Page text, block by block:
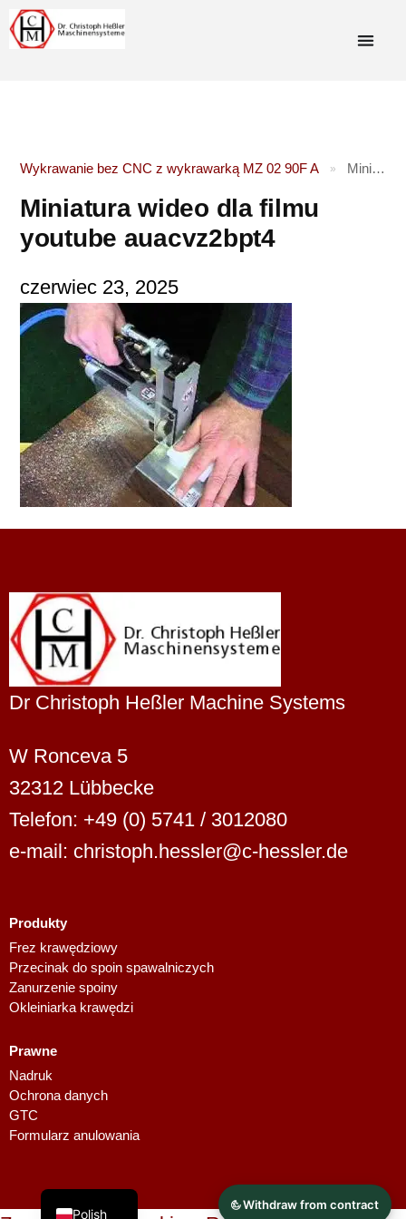
Wykrawanie bez CNC z wykrawarką MZ 02 90F A » Miniatura wideo dla filmu youtube auacvz2bpt4
Miniatura wideo dla filmu
youtube auacvz2bpt4
czerwiec 23, 2025
Dr Christoph Heßler Machine Systems
W Ronceva 5
32312 Lübbecke
Telefon: +49 (0) 5741 / 3012080
e-mail: christoph.hessler@c-hessler.de
Produkty
Frez krawędziowy
Przecinak do spoin spawalniczych
Zanurzenie spoiny
Okleiniarka krawędzi
Prawne
Nadruk
Ochrona danych
GTC
Formularz anulowania
Polish
French
Swedish
Finnish
Dutch